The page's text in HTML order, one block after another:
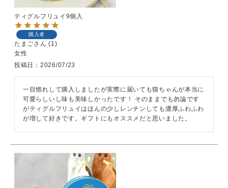
ティグルフリュイ9個入
購入者
たまご
1
女性
投稿日
2026/07/23
一目惚れして購入しましたが実際に届いても猫ちゃんが本当に
可愛らしいし味も美味しかったです！ そのままでも勿論です
がティグルフリュイはほんの少しレンチンしても濃厚ふわふわ
が増して好きです。ギフトにもオススメだと思いました。